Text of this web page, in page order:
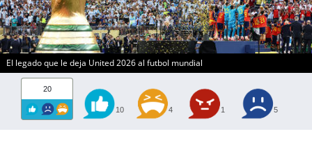
El legado que le deja United 2026 al futbol mundial
20
10 4 1 5